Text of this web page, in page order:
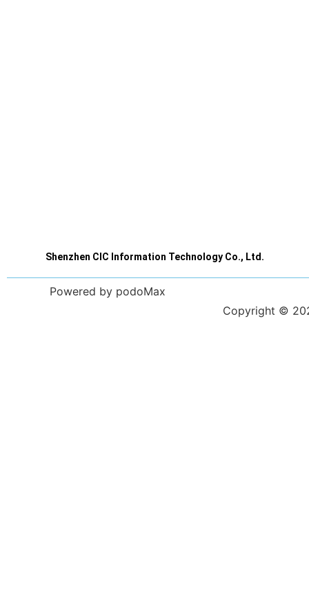
Shenzhen CIC Information Technology Co., Ltd.
Powered by podoMax
Copyright ©